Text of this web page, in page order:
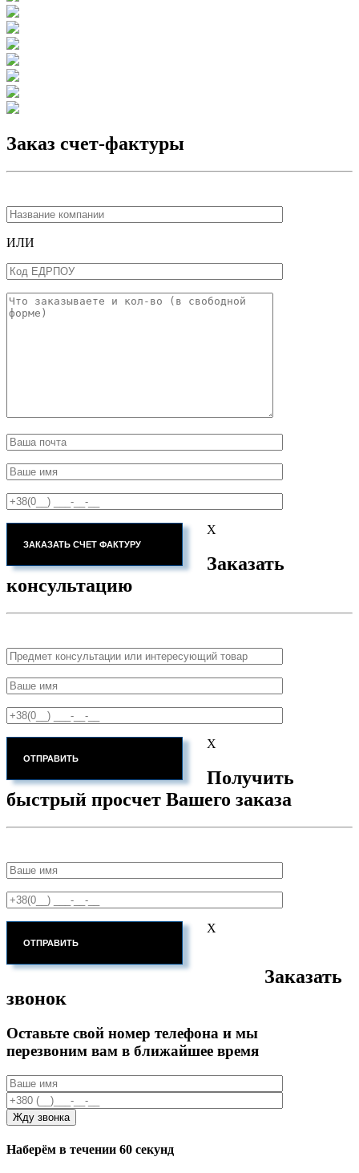
Заказ счет-фактуры
ИЛИ
X
Заказать
консультацию
X
Получить
быстрый просчет Вашего заказа
X
Заказать
звонок
Оставьте свой номер телефона и мы
перезвоним вам в ближайшее время
Наберём в течении 60 секунд